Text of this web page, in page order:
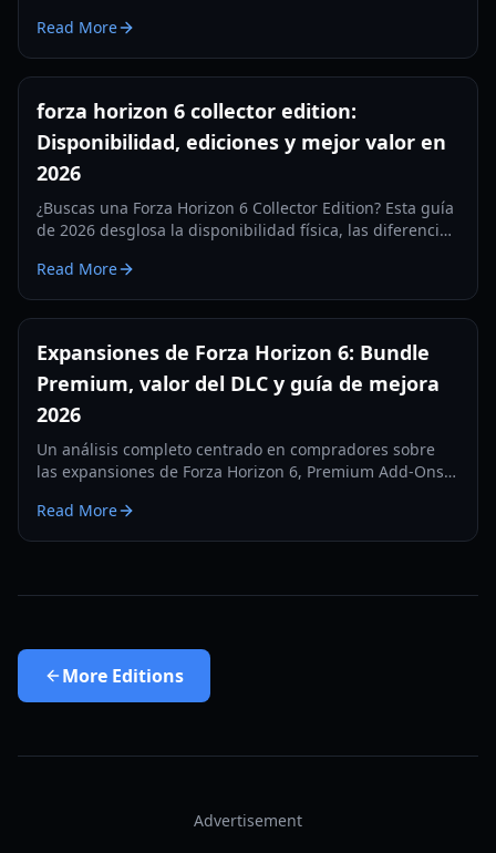
de títulos anteriores de Forza.
Read More
forza horizon 6 collector edition:
Disponibilidad, ediciones y mejor valor en
2026
¿Buscas una Forza Horizon 6 Collector Edition? Esta guía
de 2026 desglosa la disponibilidad física, las diferencias
compra inteligentes.
Read More
Expansiones de Forza Horizon 6: Bundle
Premium, valor del DLC y guía de mejora
2026
Un análisis completo centrado en compradores sobre
las expansiones de Forza Horizon 6, Premium Add-Ons,
comprar DLC en 2026.
Read More
More Editions
Advertisement